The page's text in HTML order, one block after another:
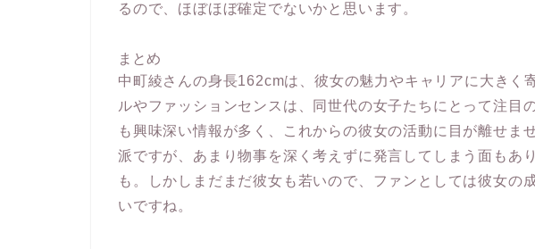
るので、ほぼほぼ確定でないかと思います。
まとめ
中町綾さんの身長162cmは、彼女の魅力やキャリアに大きく
ルやファッションセンスは、同世代の女子たちにとって注目
も興味深い情報が多く、これからの彼女の活動に目が離せま
派ですが、あまり物事を深く考えずに発言してしまう面もあ
も。しかしまだまだ彼女も若いので、ファンとしては彼女の
いですね。